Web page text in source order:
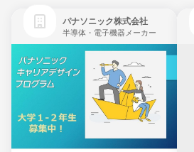
パナソニック株式会社
半導体・電子機器メーカー